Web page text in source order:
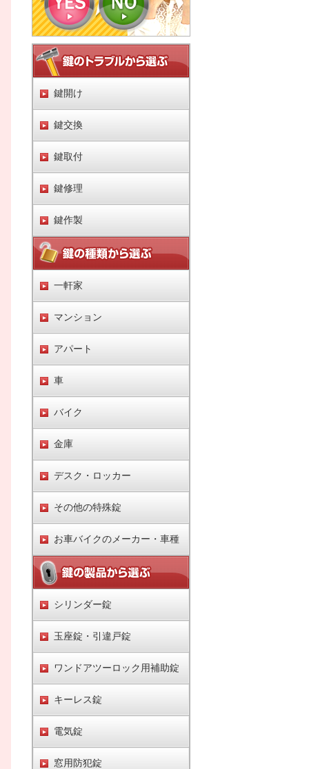
鍵開け
鍵交換
鍵取付
鍵修理
鍵作製
一軒家
マンション
アパート
車
バイク
金庫
デスク・ロッカー
その他の特殊錠
お車バイクのメーカー・車種
シリンダー錠
玉座錠・引違戸錠
ワンドアツーロック用補助錠
キーレス錠
電気錠
窓用防犯錠